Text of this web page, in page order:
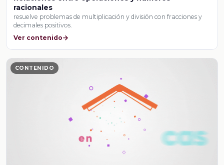
racionales
resuelve problemas de multiplicación y división con fracciones y
decimales positivos.
Ver contenido
CONTENIDO